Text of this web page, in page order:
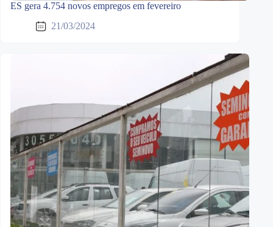
ES gera 4.754 novos empregos em fevereiro
21/03/2024